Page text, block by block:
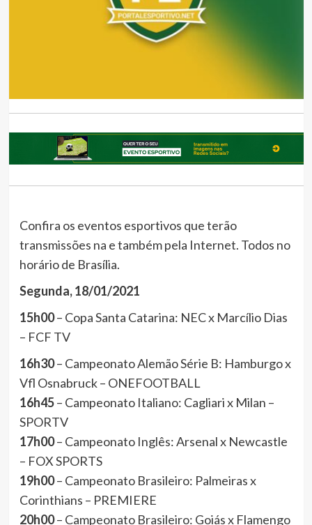
Confira os eventos esportivos que terão
transmissões na e também pela Internet. Todos no
horário de Brasília.
Segunda, 18/01/2021
15h00– Copa Santa Catarina: NEC x Marcílio Dias
– FCF TV
16h30– Campeonato Alemão Série B: Hamburgo x
Vfl Osnabruck – ONEFOOTBALL
16h45– Campeonato Italiano: Cagliari x Milan –
SPORTV
17h00– Campeonato Inglês: Arsenal x Newcastle
– FOX SPORTS
19h00– Campeonato Brasileiro: Palmeiras x
Corinthians – PREMIERE
20h00– Campeonato Brasileiro: Goiás x Flamengo